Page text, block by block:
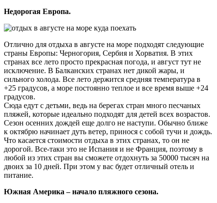
Недорогая Европа.
Отлично для отдыха в августе на море подходят следующие
страны Европы: Черногория, Сербия и Хорватия. В этих
странах все лето просто прекрасная погода, и август тут не
исключение. В Балканских странах нет дикой жары, и
сильного холода. Все лето держится средняя температура в
+25 градусов, а море постоянно теплое и все время выше +24
градусов.
Сюда едут с детьми, ведь на берегах стран много песчаных
пляжей, которые идеально подходят для детей всех возрастов.
Сезон осенних дождей еще долго не наступи. Обычно ближе
к октябрю начинает дуть ветер, принося с собой тучи и дождь.
Что касается стоимости отдыха в этих странах, то он не
дорогой. Все-таки это не Испания и не Франция, поэтому в
любой из этих стран вы сможете отдохнуть за 50000 тысяч на
двоих за 10 дней. При этом у вас будет отличный отель и
питание.
Южная Америка – начало пляжного сезона.